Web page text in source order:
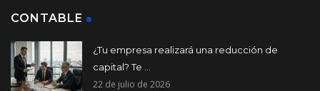
CONTABLE
¿Tu empresa realizará una reducción de
capital? Te ...
22 de julio de 2026